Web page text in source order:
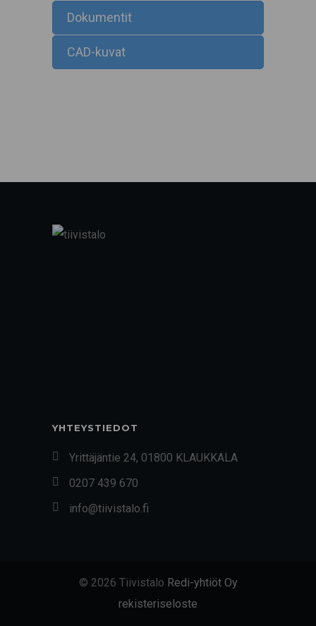
Dokumentit
CAD-kuvat
YHTEYSTIEDOT
Yrittäjäntie 24, 01800 KLAUKKALA
0207 439 670
info@tiivistalo.fi
© 2026 Tiivistalo Redi-yhtiöt Oy
rekisteriseloste